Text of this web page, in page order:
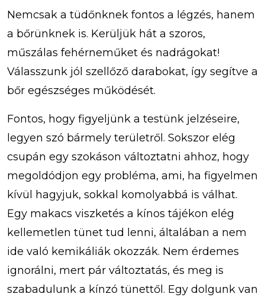
Nemcsak a tüdőnknek fontos a légzés, hanem
a bőrünknek is. Kerüljük hát a szoros,
műszálas fehérneműket és nadrágokat!
Válasszunk jól szellőző darabokat, így segítve a
bőr egészséges működését.
Fontos, hogy figyeljünk a testünk jelzéseire,
legyen szó bármely területről. Sokszor elég
csupán egy szokáson változtatni ahhoz, hogy
megoldódjon egy probléma, ami, ha figyelmen
kívül hagyjuk, sokkal komolyabbá is válhat.
Egy makacs viszketés a kínos tájékon elég
kellemetlen tünet tud lenni, általában a nem
ide való kemikáliák okozzák. Nem érdemes
ignorálni, mert pár változtatás, és meg is
szabadulunk a kínzó tünettől. Egy dolgunk van